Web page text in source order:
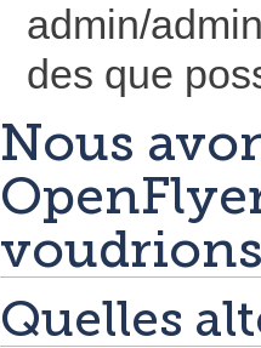
admin/
des que
Nous
Quelles